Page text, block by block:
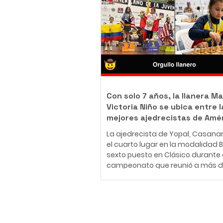
body piercer profesional
ha construido una carrera en el
del arte corporal, convencido de
tatuaje y el body piercing van
más allá de la estética: son una
inmortalizar historias, emociones
momentos que acompañarán a
Con solo 7 años, la llanera
Victoria Niño se ubica entre
mejores ajedrecistas de
La ajedrecista de Yopal,
el cuarto lugar en la modalidad
sexto puesto en Clásico durante
campeonato que reunió a más